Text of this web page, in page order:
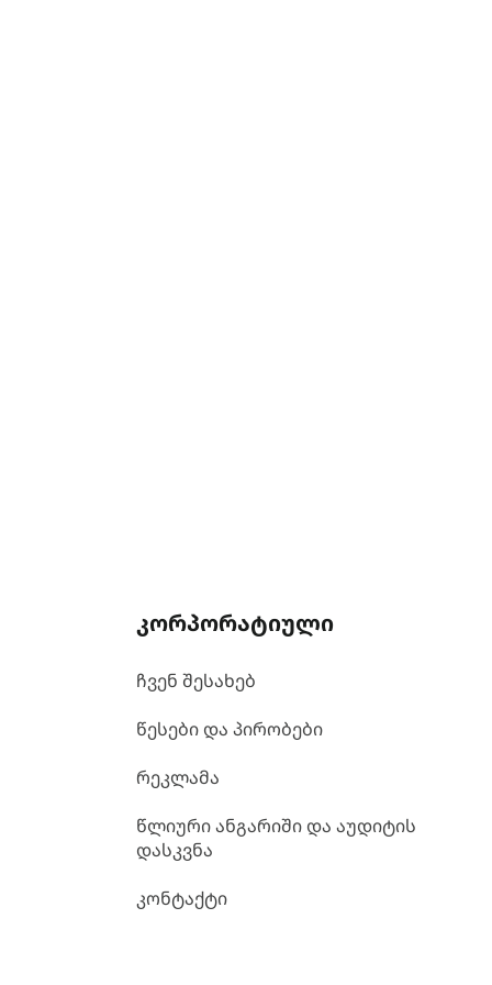
კორპორატიული
ჩვენ შესახებ
წესები და პირობები
რეკლამა
წლიური ანგარიში და აუდიტის
დასკვნა
კონტაქტი